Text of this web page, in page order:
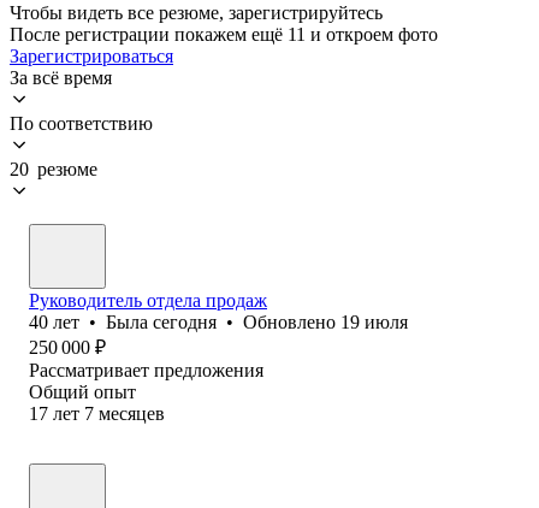
Чтобы видеть все резюме, зарегистрируйтесь
После регистрации покажем ещё 11 и откроем фото
Зарегистрироваться
За всё время
По соответствию
20 резюме
Руководитель отдела продаж
40 лет • Была сегодня • Обновлено 19 июля
250 000 ₽
Рассматривает предложения
Общий опыт
17 лет 7 месяцев